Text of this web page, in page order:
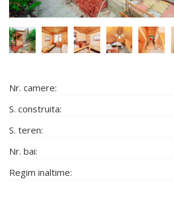
Nr. camere:
S. construita:
S. teren:
Nr. bai:
Regim inaltime: